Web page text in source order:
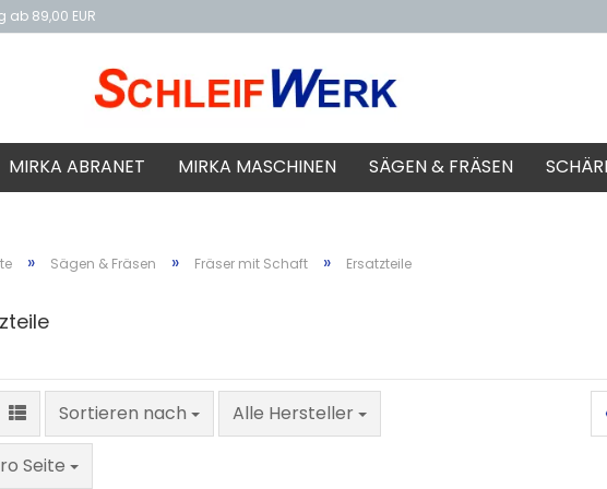
ab 89,00 EUR
MIRKA ABRANET MIRKA MASCHINEN SÄGEN & FRÄSEN
» Sägen & Fräsen » Fräser mit Schaft » Ersatzteile
Sortieren nach
Sortieren nach Alle Hersteller
Seite